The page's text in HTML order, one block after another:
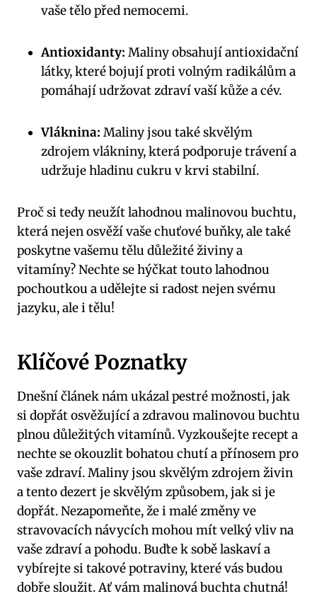
vaše tělo před nemocemi.
Antioxidanty: Maliny obsahují antioxidační
látky, které bojují proti volným radikálům a
pomáhají udržovat zdraví vaší kůže a cév.
Vláknina: Maliny jsou také skvělým
zdrojem vlákniny, která podporuje trávení a
udržuje hladinu cukru v krvi stabilní.
Proč si tedy neužít lahodnou malinovou buchtu,
která nejen osvěží vaše chuťové buňky, ale také
poskytne vašemu tělu důležité živiny a
vitamíny? Nechte se hýčkat touto lahodnou
pochoutkou a udělejte si radost nejen svému
jazyku, ale i tělu!
Klíčové Poznatky
Dnešní článek nám ukázal pestré možnosti, jak
si dopřát osvěžující a zdravou malinovou buchtu
plnou důležitých vitamínů. Vyzkoušejte recept a
nechte se okouzlit bohatou chutí a přínosem pro
vaše zdraví. Maliny jsou skvělým zdrojem živin
a tento dezert je skvělým způsobem, jak si je
dopřát. Nezapomeňte, že i malé změny ve
stravovacích návycích mohou mít velký vliv na
vaše zdraví a pohodu. Buďte k sobě laskaví a
vybírejte si takové potraviny, které vás budou
dobře sloužit. Ať vám malinová buchta chutná!